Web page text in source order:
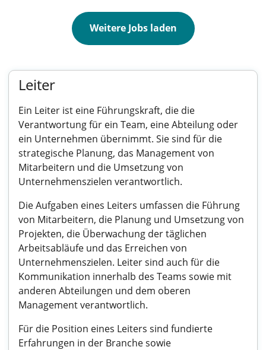
Weitere Jobs laden
Leiter
Ein Leiter ist eine Führungskraft, die die
Verantwortung für ein Team, eine Abteilung oder
ein Unternehmen übernimmt. Sie sind für die
strategische Planung, das Management von
Mitarbeitern und die Umsetzung von
Unternehmenszielen verantwortlich.
Die Aufgaben eines Leiters umfassen die Führung
von Mitarbeitern, die Planung und Umsetzung von
Projekten, die Überwachung der täglichen
Arbeitsabläufe und das Erreichen von
Unternehmenszielen. Leiter sind auch für die
Kommunikation innerhalb des Teams sowie mit
anderen Abteilungen und dem oberen
Management verantwortlich.
Für die Position eines Leiters sind fundierte
Erfahrungen in der Branche sowie